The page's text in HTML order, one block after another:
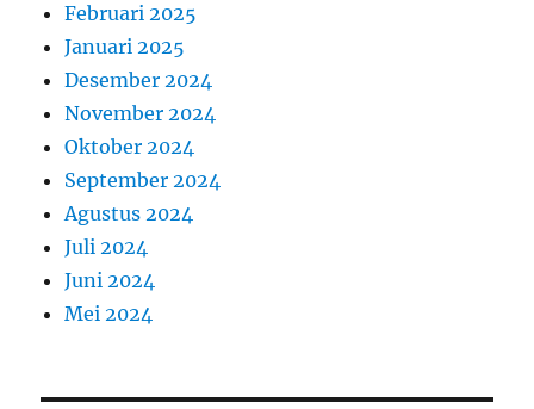
Februari 2025
Januari 2025
Desember 2024
November 2024
Oktober 2024
September 2024
Agustus 2024
Juli 2024
Juni 2024
Mei 2024